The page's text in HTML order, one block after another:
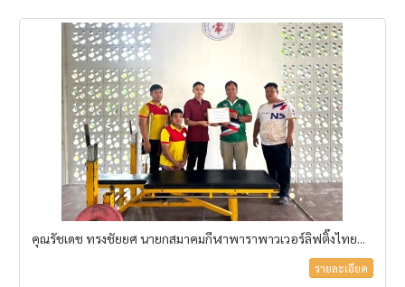
คุณรัชเดช ทรงชัยยศ นายกสมาคมกีฬาพาราพาวเวอร์ลิฟติ๊งไทย...
รายละเอียด